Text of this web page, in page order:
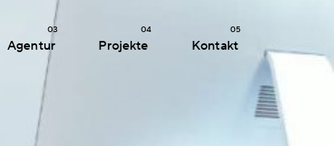
Agentur
03
Projekte
04
Kontakt
05